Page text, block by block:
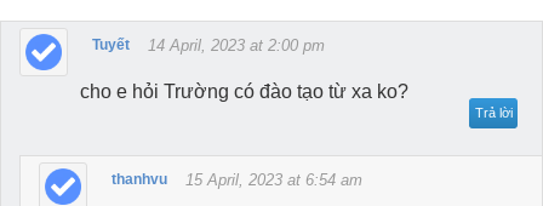
Tuyết 14 April, 2023 at 2:00 pm
cho e hỏi Trường có đào tạo từ xa ko?
Trả lời
thanhvu 15 April, 2023 at 6:54 am